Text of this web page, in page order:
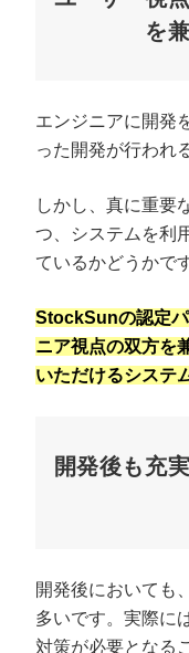
を
エンジニアに開発
った開発が行われ
しかし、真に重要
つ、システムを利
ているかどうかで
StockSunの認定
ニア視点の双方を
いただけるシステ
開発後も充
開発後においても
多いです。実際に
対策が必要となる